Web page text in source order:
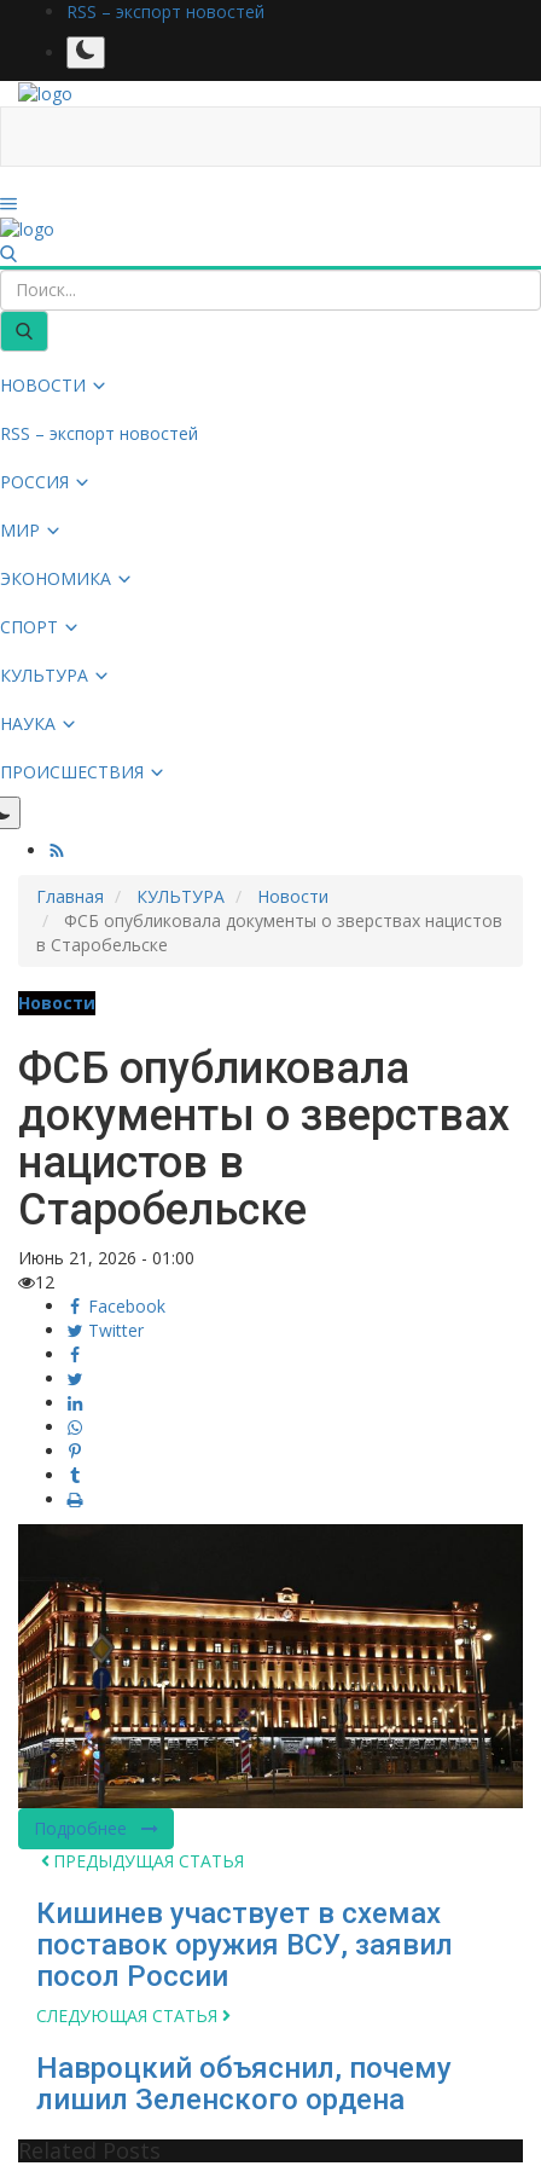
RSS – экспорт новостей
НОВОСТИ
RSS – экспорт новостей
РОССИЯ
МИР
ЭКОНОМИКА
СПОРТ
КУЛЬТУРА
НАУКА
ПРОИСШЕСТВИЯ
Главная КУЛЬТУРА
Новости
ФСБ опубликовала документы о зверствах нацистов
в Старобельске
Новости
ФСБ опубликовала
документы о зверствах
нацистов в
Старобельске
Июнь 21, 2026 - 01:00
12
Facebook
Twitter
Подробнее
ПРЕДЫДУЩАЯ СТАТЬЯ
Кишинев участвует в схемах
поставок оружия ВСУ, заявил
посол России
СЛЕДУЮЩАЯ СТАТЬЯ
Навроцкий объяснил, почему
лишил Зеленского ордена
Related Posts